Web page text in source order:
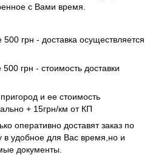
с Вами время.
грн - доставка осуществляется
грн - стоимость доставки
и ее стоимость
+ 15грн/км от КП
оперативно доставят заказ по
в удобное для Вас время,но и
документы.